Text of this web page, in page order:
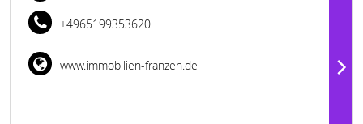
+4965199353620
www.immobilien-franzen.de